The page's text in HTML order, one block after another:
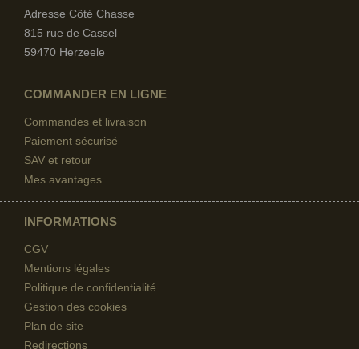
Adresse Côté Chasse
815 rue de Cassel
59470 Herzeele
COMMANDER EN LIGNE
Commandes et livraison
Paiement sécurisé
SAV et retour
Mes avantages
INFORMATIONS
CGV
Mentions légales
Politique de confidentialité
Gestion des cookies
Plan de site
Redirections